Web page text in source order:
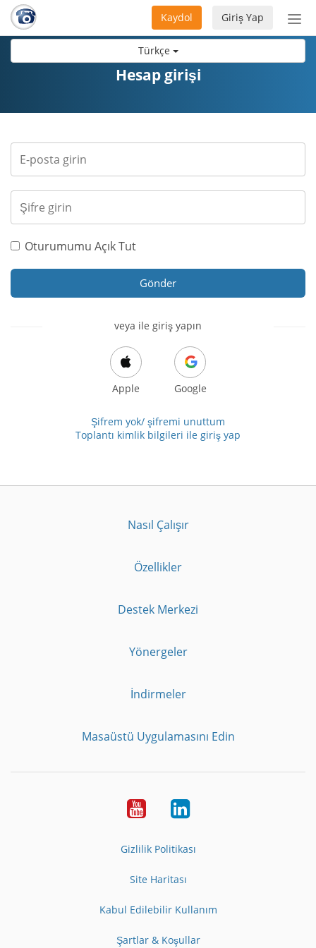
Türkçe
aç/
Giriş Yap
Kaydol
Hesap girişi
Oturumumu Açık Tut
Gönder
veya ile giriş yapın
Apple Google
Şifrem yok/ şifremi unuttum
Toplantı kimlik bilgileri ile giriş yap
Nasıl Çalışır
Özellikler
Destek Merkezi
Yönergeler
İndirmeler
Masaüstü Uygulamasını Edin
YoutubeLinkedIn
Gizlilik Politikası
Site Haritası
Kabul Edilebilir Kullanım
Şartlar & Koşullar